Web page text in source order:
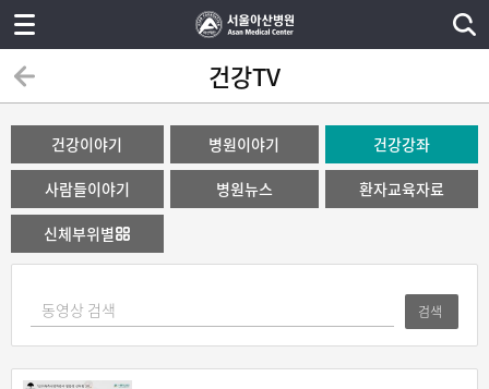
건강TV
건강이야기 병원이야기 건강강좌
사람들이야기 병원뉴스 환자교육자료
신체부위별
검색